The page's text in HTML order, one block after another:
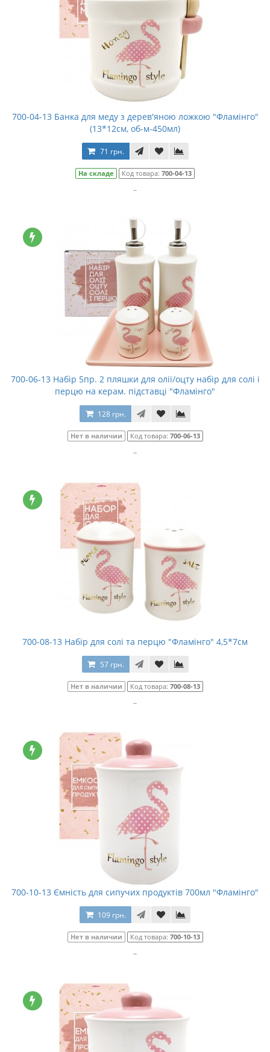
700-04-13 Банка для меду з дерев'яною ложкою "Фламінго"
(13*12см, об-м-450мл)
71 грн.
На складе Код товара: 700-04-13
..
700-06-13 Набір 5пр. 2 пляшки для олії/оцту набір для солі і
перцю на керам. підставці "Фламінго"
128 грн.
Нет в наличии Код товара: 700-06-13
..
700-08-13 Набір для солі та перцю "Фламінго" 4,5*7см
57 грн.
Нет в наличии Код товара: 700-08-13
..
700-10-13 Ємність для сипучих продуктів 700мл "Фламінго"
109 грн.
Нет в наличии Код товара: 700-10-13
..